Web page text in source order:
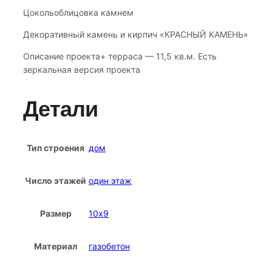
Цокольоблицовка камнем
Декоративный камень и кирпич «КРАСНЫЙ КАМЕНЬ»
Описание проекта+ терраса — 11,5 кв.м. Есть
зеркальная версия проекта
Детали
Тип строения дом
Число этажей один этаж
Размер 10х9
Материал газобетон